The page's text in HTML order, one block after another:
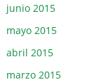
junio 2015
mayo 2015
abril 2015
marzo 2015